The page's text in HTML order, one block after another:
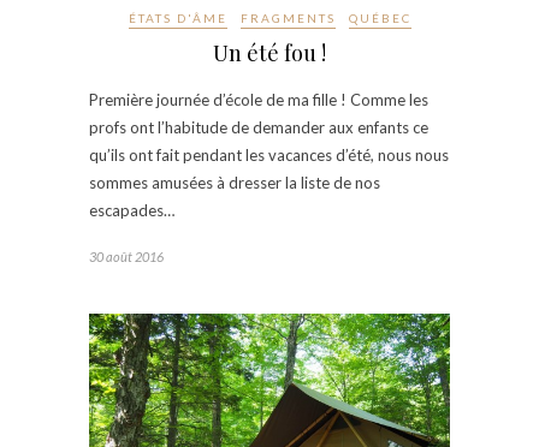
ÉTATS D'ÂME FRAGMENTS QUÉBEC
Un été fou !
Première journée d’école de ma fille ! Comme les
profs ont l’habitude de demander aux enfants ce
qu’ils ont fait pendant les vacances d’été, nous nous
sommes amusées à dresser la liste de nos
escapades…
30 août 2016